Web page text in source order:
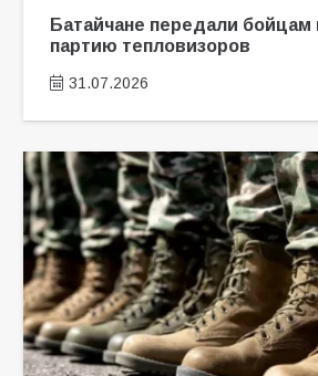
Батайчане передали
партию тепловизоров
31.07.2026